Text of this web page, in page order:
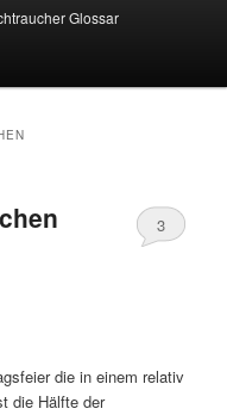
Glossar
3
die in einem relativ
die Hälfte der